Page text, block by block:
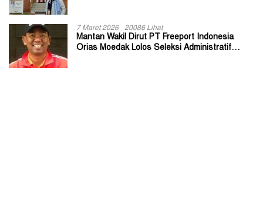
7 Maret 2026 20086 Lihat
Mantan Wakil Dirut PT Freeport Indonesia
Orias Moedak Lolos Seleksi Administratif